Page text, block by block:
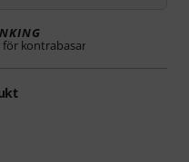
för kontrabasar